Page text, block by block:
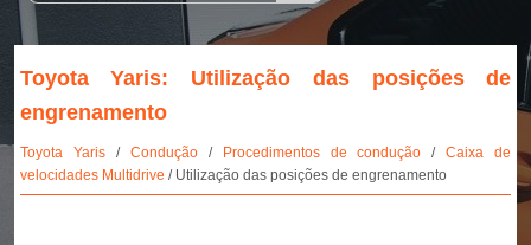
Toyota Yaris: Utilização das posições de
engrenamento
Toyota Yaris/ Condução/ Procedimentos de condução /Caixa de
velocidades Multidrive / Utilização das posições de engrenamento